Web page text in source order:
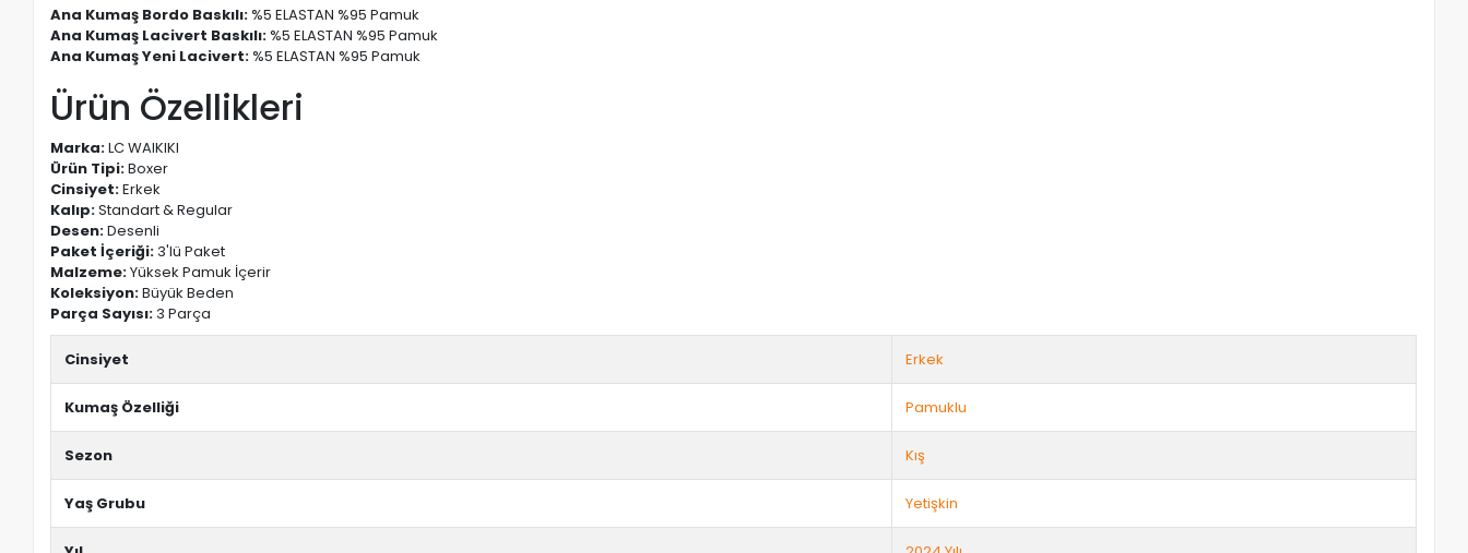
Ana Kumaş Bordo Baskılı: %5 ELASTAN %95 Pamuk
Ana Kumaş Lacivert Baskılı: %5 ELASTAN %95 Pamuk
Ana Kumaş Yeni Lacivert: %5 ELASTAN %95 Pamuk
Ürün Özellikleri
Marka:LC WAIKIKI
Ürün Tipi:Boxer
Cinsiyet:Erkek
Kalıp:Standart & Regular
Desen:Desenli
Paket İçeriği:3'lü Paket
Malzeme:Yüksek Pamuk İçerir
Koleksiyon:Büyük Beden
Parça Sayısı:3 Parça
Cinsiyet Erkek
Kumaş Özelliği Pamuklu
Sezon Kış
Yaş Grubu Yetişkin